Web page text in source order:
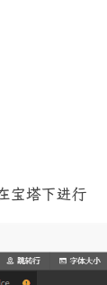
宝塔下进行